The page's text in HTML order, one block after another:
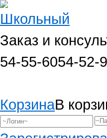
Заказ и
54-55-6054-52-
КорзинаВ